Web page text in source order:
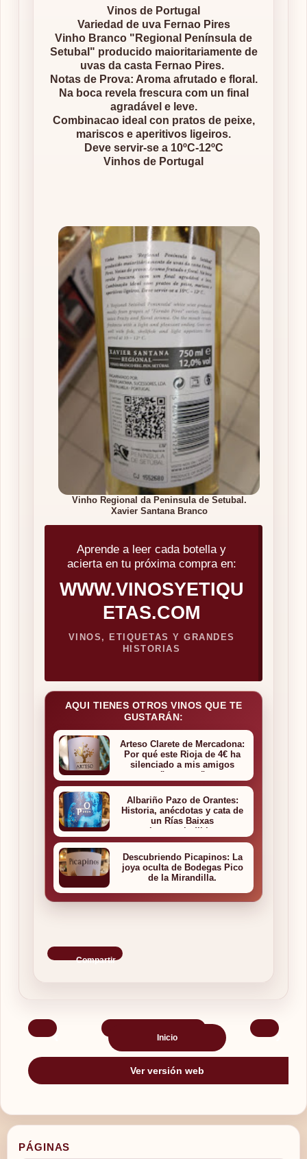
Vinos de Portugal
Variedad de uva Fernao Pires
Vinho Branco "Regional Península de
Setubal" producido maioritariamente de
uvas da casta Fernao Pires.
Notas de Prova: Aroma afrutado e floral.
Na boca revela frescura com un final
agradável e leve.
Combinacao ideal con pratos de peixe,
mariscos e aperitivos ligeiros.
Deve servir-se a 10ºC-12ºC
Vinhos de Portugal
Vinho Regional da Peninsula de Setubal.
Xavier Santana Branco
Aprende a leer cada botella y
acierta en tu próxima compra en:
WWW.VINOSYETIQU
ETAS.COM
VINOS, ETIQUETAS Y GRANDES
HISTORIAS
AQUI TIENES OTROS VINOS QUE TE
GUSTARÁN:
Arteso Clarete de Mercadona:
Por qué este Rioja de 4€ ha
silenciado a mis amigos
"expertos"
Albariño Pazo de Orantes:
Historia, anécdotas y cata de
un Rías Baixas
imprescindible.
Descubriendo Picapinos: La
joya oculta de Bodegas Pico
de la Mirandilla.
Compartir
‹ ›
Inicio
Ver versión web
PÁGINAS